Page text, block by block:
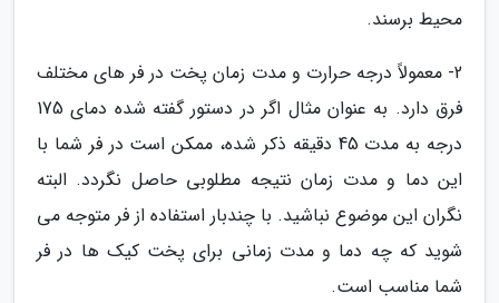
محیط برسند.
2- معمولاً درجه حرارت و مدت زمان پخت در فر های مختلف
فرق دارد. به عنوان مثال اگر در دستور گفته شده دمای 175
درجه به مدت 45 دقیقه ذکر شده، ممکن است در فر شما با
این دما و مدت زمان نتیجه مطلوبی حاصل نگردد. البته
نگران این موضوع نباشید. با چندبار استفاده از فر متوجه می
شوید که چه دما و مدت زمانی برای پخت کیک ها در فر
شما مناسب است.